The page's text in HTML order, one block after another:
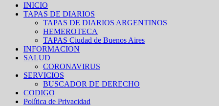
INICIO
TAPAS DE DIARIOS
TAPAS DE DIARIOS ARGENTINOS
HEMEROTECA
TAPAS Ciudad de Buenos Aires
INFORMACION
SALUD
CORONAVIRUS
SERVICIOS
BUSCADOR DE DERECHO
CODIGO
Política de Privacidad